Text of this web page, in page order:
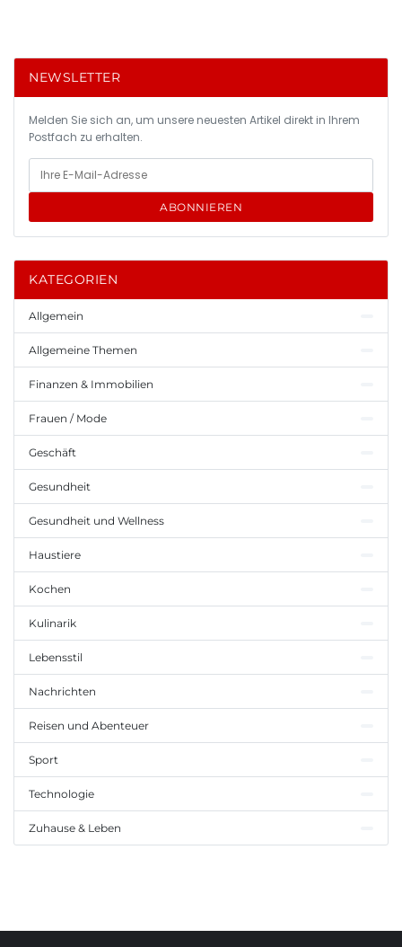
NEWSLETTER
Melden Sie sich an, um unsere neuesten Artikel direkt in Ihrem
Postfach zu erhalten.
ABONNIEREN
KATEGORIEN
Allgemein
Allgemeine Themen
Finanzen & Immobilien
Frauen / Mode
Geschäft
Gesundheit
Gesundheit und Wellness
Haustiere
Kochen
Kulinarik
Lebensstil
Nachrichten
Reisen und Abenteuer
Sport
Technologie
Zuhause & Leben